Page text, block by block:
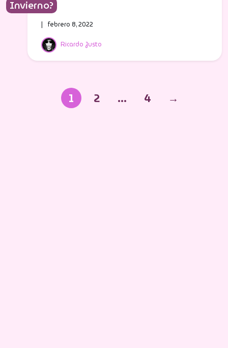
Invierno?
Ricardo Justo
| febrero 8, 2022
1 2 … 4 →